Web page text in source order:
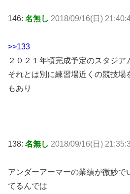
146: 名無し 2018/09/16(日)
>>133
２０２１年頃完成予定のスタジア
それとは別に練習場近くの競技場
もあり
138: 名無し 2018/09/16(日)
アンダーアーマーの業績が微妙で
てるんでは